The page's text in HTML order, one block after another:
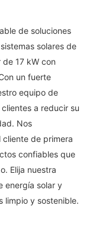
de soluciones
solares de
17 kW con
un fuerte
equipo de
a reducir su
Nos
de primera
confiables que
Elija nuestra
energía solar y
limpio y sostenible.